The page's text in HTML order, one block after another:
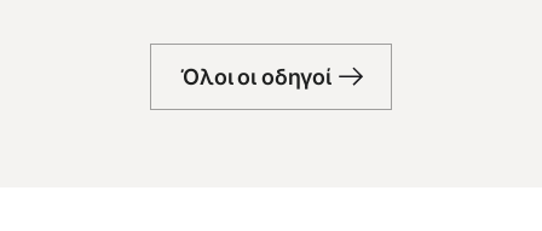
Μπαρ
Όλοι οι οδηγοί